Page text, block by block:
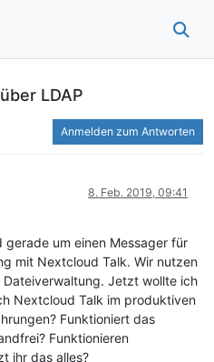
LDAP
Anmelden zum Antworten
8. Feb. 2019, 09:41
gerade um einen Messager für
mit Nextcloud Talk. Wir nutzen
Jetzt wollte ich
Nextcloud Talk im produktiven
Funktioniert das
Funktionieren
ihr das alles?